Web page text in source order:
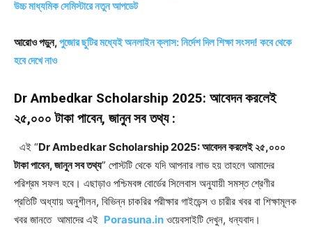
উচ্চ মাধ্যমিক সেমিস্টারে নতুন আপডেট
আরোও পড়ুন,পুজোর ছুটির মধ্যেই অনলাইন ক্লাস: নির্দেশ দিল শিক্ষা সংসদ! কবে থেকে
হবে দেখে নাও
Dr Ambedkar Scholarship 2025: আবেদন করলেই
২৫,০০০ টাকা পাবেন, জানুন সব তথ্য :
এই “Dr Ambedkar Scholarship 2025: আবেদন করলেই ২৫,০০০
টাকা পাবেন, জানুন সব তথ্য” পোস্টটি থেকে যদি আপনার লাভ হয় তাহলে আমাদের
পরিশ্রম সফল হবে। এছাড়াও পশ্চিমবঙ্গ বোর্ডের সিলেবাস অনুযায়ী সমস্ত শ্রেণীর
প্রতিটি অধ্যায় অনুশীলন, বিভিন্ন চাকরির পরীক্ষার গাইডেন্স ও চারীর খবর বা শিক্ষামূলক
খবর জানতে আমাদের এই Porasuna.in ওয়েবসাইটি দেখুন, ধন্যবাদ।